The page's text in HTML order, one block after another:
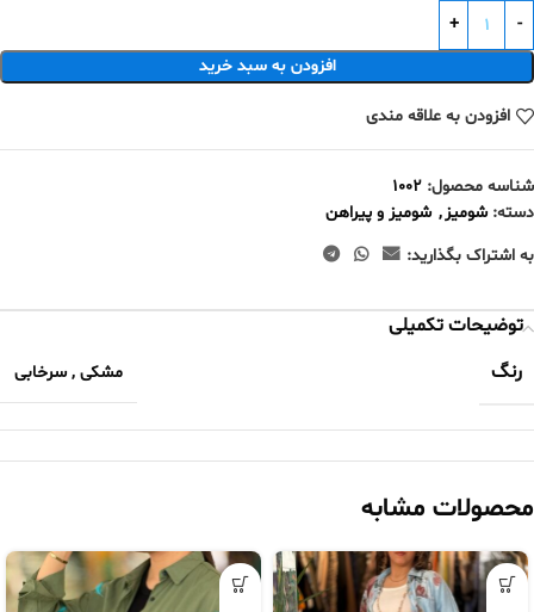
افزودن به سبد خرید
افزودن به علاقه مندی
شناسه محصول: 1002
دسته: شومیز, شومیز و پیراهن
به اشتراک بگذارید:
توضیحات تکمیلی
رنگ
مشکی ,سرخابی
محصولات مشابه